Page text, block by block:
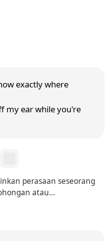
exactly where
my ear while you're
perasaan seseorang
atau...